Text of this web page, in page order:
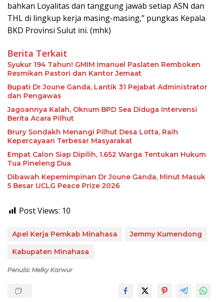
bahkan Loyalitas dan tanggung jawab setiap ASN dan
THL di lingkup kerja masing-masing,” pungkas Kepala
BKD Provinsi Sulut ini. (mhk)
Berita Terkait
Syukur 194 Tahun! GMIM Imanuel Paslaten Remboken
Resmikan Pastori dan Kantor Jemaat
Bupati Dr Joune Ganda, Lantik 31 Pejabat Administrator
dan Pengawas
Jagoannya Kalah, Oknum BPD Sea Diduga Intervensi
Berita Acara Pilhut
Brury Sondakh Menangi Pilhut Desa Lotta, Raih
Kepercayaan Terbesar Masyarakat
Empat Calon Siap Dipilih, 1.652 Warga Tentukan Hukum
Tua Pineleng Dua
Dibawah Kepemimpinan Dr Joune Ganda, Minut Masuk
5 Besar UCLG Peace Prize 2026
Post Views: 10
Apel Kerja Pemkab Minahasa
Jemmy Kumendong
Kabupaten Minahasa
Penulis: Melky Karwur